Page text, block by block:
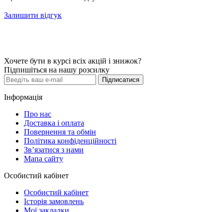
Залишити відгук
Хочете бути в курсі всіх акцій і знижок?
Підпишіться на нашу розсилку
Підписатися
Інформація
Про нас
Доставка і оплата
Повернення та обмін
Політика конфіденційності
Зв’язатися з нами
Мапа сайту
Особистий кабінет
Особистий кабінет
Історія замовлень
Мої закладки